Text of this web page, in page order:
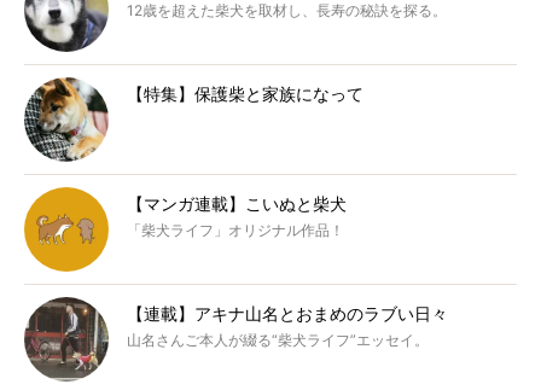
12歳を超えた柴犬を取材し、長寿の秘訣を探る。
【特集】保護柴と家族になって
【マンガ連載】こいぬと柴犬
「柴犬ライフ」オリジナル作品！
【連載】アキナ山名とおまめのラブい日々
山名さんご本人が綴る“柴犬ライフ”エッセイ。